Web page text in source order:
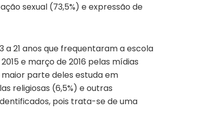
sexual (73,5%) e expressão de
a 21 anos que frequentaram a escola
e março de 2016 pelas mídias
parte deles estuda em
religiosas (6,5%) e outras
pois trata-se de uma